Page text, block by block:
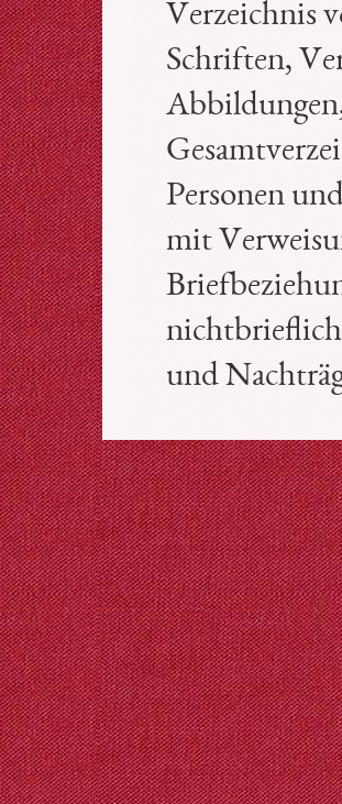
Verzeichnis
Schriften,
Personen
mit
und